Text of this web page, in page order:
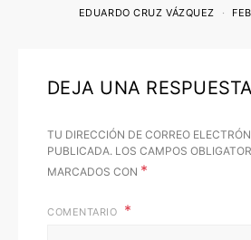
EDUARDO CRUZ VÁZQUEZ
DEJA UNA RESPUESTA
TU DIRECCIÓN DE CORREO
PUBLICADA. LOS CAMPOS
MARCADOS CON *
COMENTARIO